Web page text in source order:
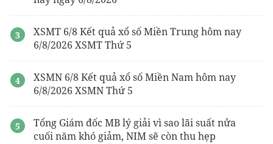
XSMT 6/8 Kết quả xổ số Miền Trung hôm nay
6/8/2026 XSMT Thứ 5
XSMN 6/8 Kết quả xổ số Miền Nam hôm nay
6/8/2026 XSMN Thứ 5
Tổng Giám đốc MB lý giải vì sao lãi suất nửa
cuối năm khó giảm, NIM sẽ còn thu hẹp